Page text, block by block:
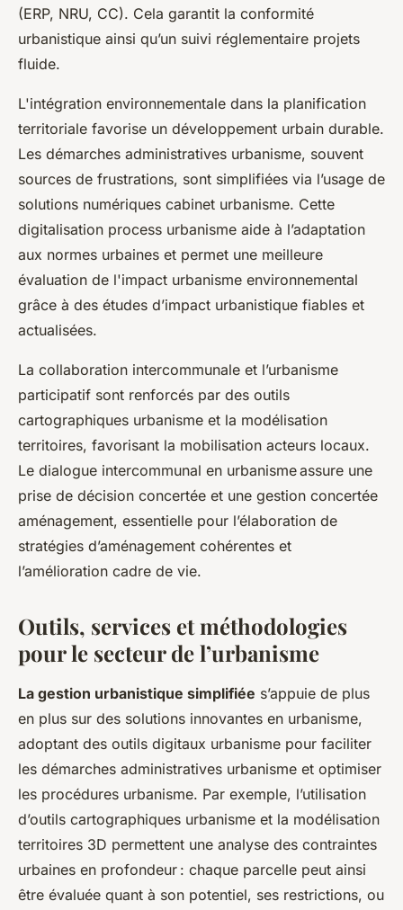
(ERP, NRU, CC). Cela garantit la conformité
urbanistique ainsi qu’un suivi réglementaire projets
fluide.
L'intégration environnementale dans la planification
territoriale favorise un développement urbain durable.
Les démarches administratives urbanisme, souvent
sources de frustrations, sont simplifiées via l’usage de
solutions numériques cabinet urbanisme. Cette
digitalisation process urbanisme aide à l’adaptation
aux normes urbaines et permet une meilleure
évaluation de l'impact urbanisme environnemental
grâce à des études d’impact urbanistique fiables et
actualisées.
La collaboration intercommunale et l’urbanisme
participatif sont renforcés par des outils
cartographiques urbanisme et la modélisation
territoires, favorisant la mobilisation acteurs locaux.
Le dialogue intercommunal en urbanisme assure une
prise de décision concertée et une gestion concertée
aménagement, essentielle pour l’élaboration de
stratégies d’aménagement cohérentes et
l’amélioration cadre de vie.
Outils, services et méthodologies
pour le secteur de l’urbanisme
La gestion urbanistique simplifiée s’appuie de plus
en plus sur des solutions innovantes en urbanisme,
adoptant des outils digitaux urbanisme pour faciliter
les démarches administratives urbanisme et optimiser
les procédures urbanisme. Par exemple, l’utilisation
d’outils cartographiques urbanisme et la modélisation
territoires 3D permettent une analyse des contraintes
urbaines en profondeur : chaque parcelle peut ainsi
être évaluée quant à son potentiel, ses restrictions, ou